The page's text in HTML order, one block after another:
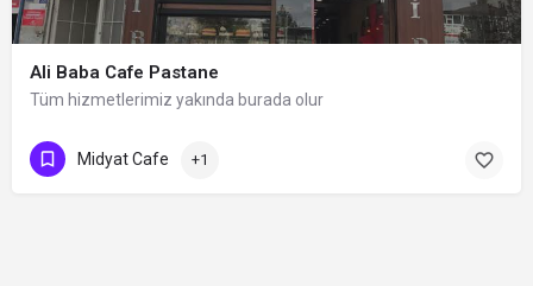
Ali Baba Cafe Pastane
Tüm hizmetlerimiz yakında burada olur
Midyat Cafe +1